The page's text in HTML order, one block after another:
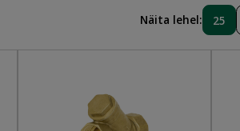
Näita lehel: 25